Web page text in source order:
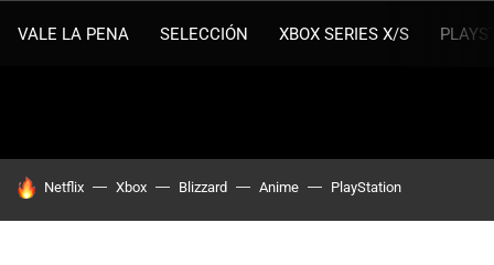
VALE LA PENA SELECCIÓN XBOX SERIES X/S
HOY SE HABLA DE
Netflix Xbox Blizzard Anime PlayStation